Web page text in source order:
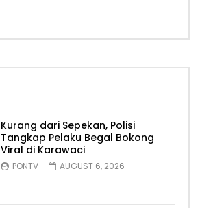
Kurang dari Sepekan, Polisi
Tangkap Pelaku Begal Bokong
Viral di Karawaci
PONTV AUGUST 6, 2026